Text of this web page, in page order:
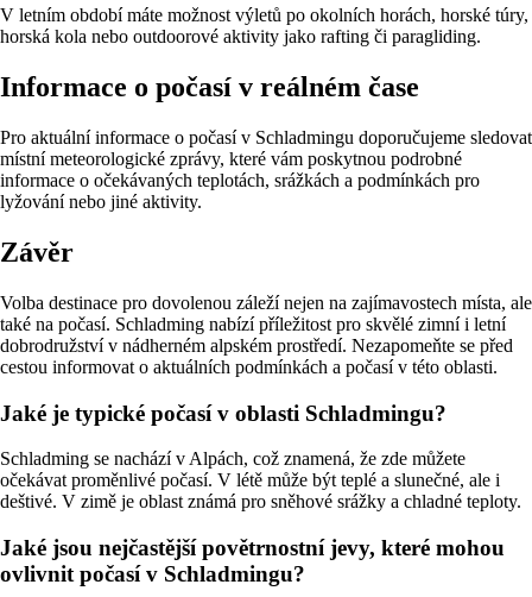
V letním období máte možnost výletů po okolních horách, horské túry,
horská kola nebo outdoorové aktivity jako rafting či paragliding.
Informace o počasí v reálném čase
Pro aktuální informace o počasí v Schladmingu doporučujeme sledovat
místní meteorologické zprávy, které vám poskytnou podrobné
informace o očekávaných teplotách, srážkách a podmínkách pro
lyžování nebo jiné aktivity.
Závěr
Volba destinace pro dovolenou záleží nejen na zajímavostech místa, ale
také na počasí. Schladming nabízí příležitost pro skvělé zimní i letní
dobrodružství v nádherném alpském prostředí. Nezapomeňte se před
cestou informovat o aktuálních podmínkách a počasí v této oblasti.
Jaké je typické počasí v oblasti Schladmingu?
Schladming se nachází v Alpách, což znamená, že zde můžete
očekávat proměnlivé počasí. V létě může být teplé a slunečné, ale i
deštivé. V zimě je oblast známá pro sněhové srážky a chladné teploty.
Jaké jsou nejčastější povětrnostní jevy, které mohou
ovlivnit počasí v Schladmingu?